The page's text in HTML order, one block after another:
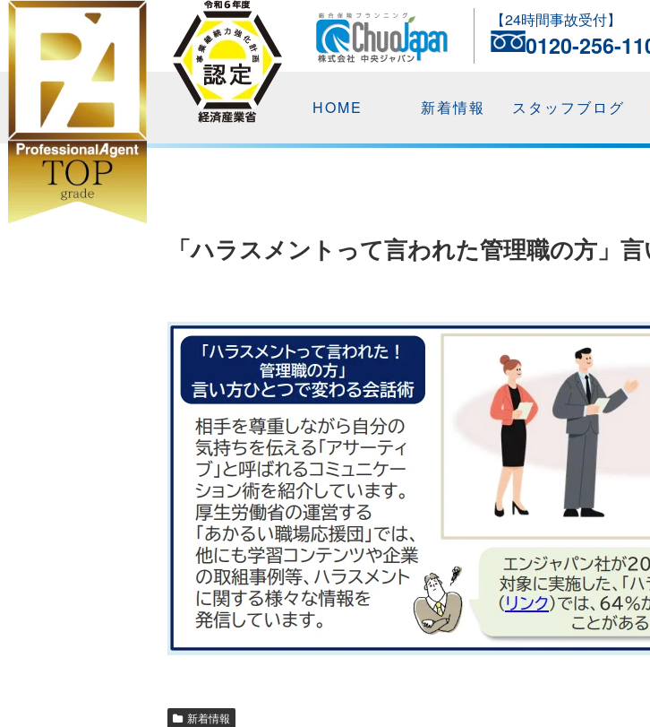
【24時間事故受付】
0120-256-
HOME 新着情報 スタッフブログ
「ハラスメントって言われた管理職の方」
新着情報